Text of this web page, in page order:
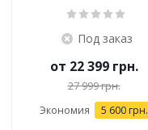
Под заказ
от 22 399 грн.
27 999 грн.
Экономия 5 600 грн.